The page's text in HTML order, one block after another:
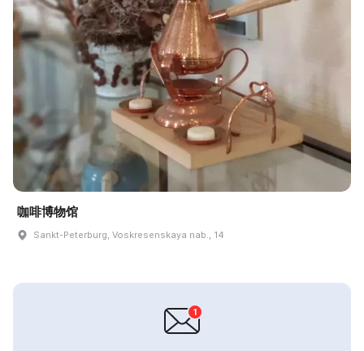
咖啡博物馆
Sankt-Peterburg, Voskresenskaya nab., 14